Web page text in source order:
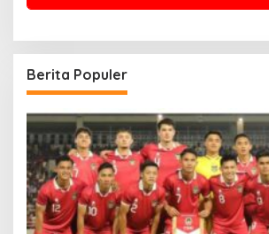
Berita Populer